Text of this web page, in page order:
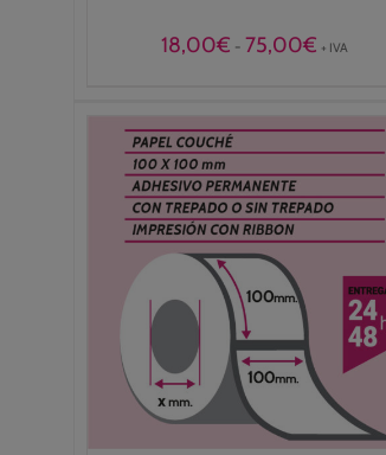
18,00€ - 75,00€Rango
18,00€
hasta
75,00€
+ IVA
SELECCIONAR OPCIONES
/
DETALLES